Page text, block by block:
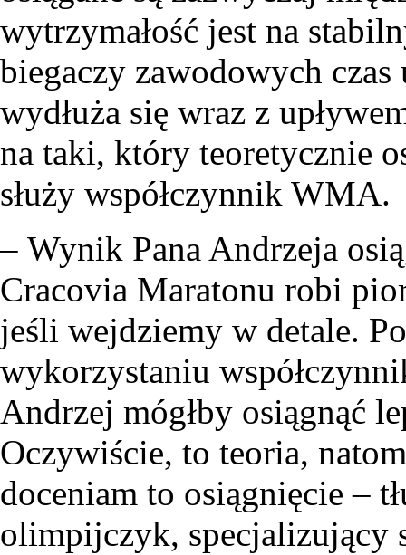
wytrzymałość jest na
biegaczy zawodowych
wydłuża się wraz z
na taki, który teoretycznie
służy współczynnik WMA.
– Wynik Pana Andrzeja
Cracovia Maratonu robi
jeśli wejdziemy w detale.
wykorzystaniu
Andrzej mógłby osiągnąć
Oczywiście, to teoria,
doceniam to osiągnięcie –
olimpijczyk, specjalizujący